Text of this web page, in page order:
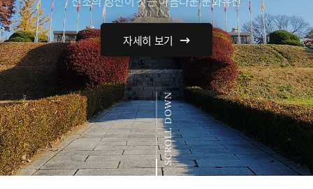
자세히 보기
SCROLL DOWN